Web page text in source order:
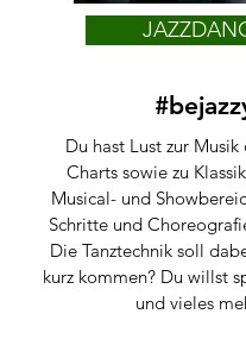
Du hast Lust zur
Charts sowie zu
Musical- und
Schritte und
Die Tanztechnik soll
kurz kommen? Du willst
und vieles